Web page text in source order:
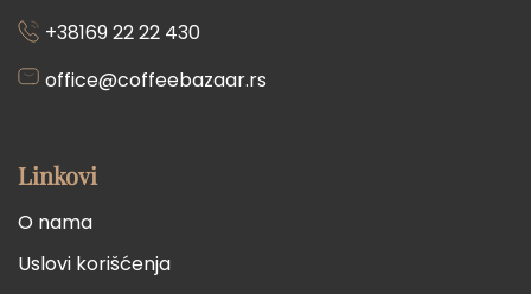
+38169 22 22 430
office@coffeebazaar.rs
Linkovi
O nama
Uslovi korišćenja